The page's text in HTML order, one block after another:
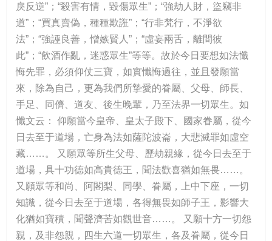
戾反逆”；“殺害有情，毀傷眾生”；“強劫人財，盜竊非
道”；“買真賣偽，種種欺誑”；“行非梵行，不淨欲
法”；“強誣良善，憎嫉賢人”；“虛妄兩舌，離間彼
此”；“飲酒作亂，迷惑眾生”等等。故於今日要想如法懺
悔先罪，必須仰仗三寶，如實懺悔過往，並且發願當
來，除為自己，更為我們所摯愛的眷屬、父母、師長、
手足、同儕、道友、後生晚輩，乃至法界一切眾生。如
懺文云： 仰願當今皇帝、皇太子殿下、國家眷屬，從今
日去至于道場，亡身為法如薩陀波崙，大悲滅罪如虛空
藏……。 又願眾等所生父母、歷劫親緣，從今日去至于
道場，具十功德如高貴德王，聞法歡喜猶如無畏……。
又願眾等和尚、阿閣梨、同學、眷屬，上中下座，一切
知識，從今日去至于道場，各得無畏如師子王，影響大
化猶如寶積，聞聲濟苦如觀世音……。 又願十方一切怨
親，及非怨親，四生六道一切眾生，各及眷屬，從今日